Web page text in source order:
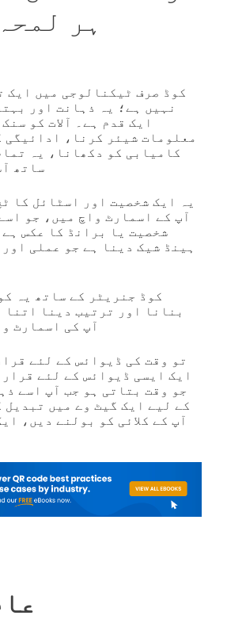
ہر
نہیں ہے؛ یہ ذہانت اور
ایک قدم ہے۔ آلات کو
معلومات شیئر کرنا، ادائیگی
کامیابی کو دکھانا، یہ
ساتھ
یہ ایک شخصیت اور اسٹائل کا
آپ کے اسمارٹ واچ میں، جو
شخصیت یا برانڈ کا عکس
ہینڈ شیک دینا ہے جو عملی
بنانا اور ترتیب دینا
آپ کی اسمارٹ
تو وقت کی ڈیوائس کے لئے
ایک ایسی ڈیوائس کے لئے
جو وقت بتاتی ہو جب آپ اسے
کے لیے ایک گیٹ وے میں
آپ کے کلائی کو بولنے دیں،